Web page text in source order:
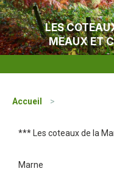
LES
MEAUX ET
Accueil >
*** Les coteaux de la
Marne